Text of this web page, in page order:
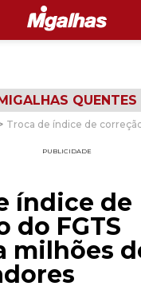
QUENTES
Troca de índice de
PUBLICIDADE
índice de
do FGTS
milhões